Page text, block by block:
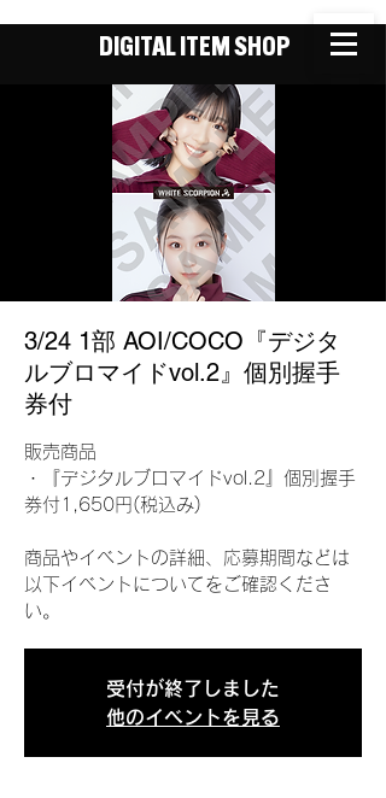
DIGITAL ITEM SHOP
3/24 1部 AOI/COCO『デジタ
ルブロマイドvol.2』個別握手
券付
販売商品
・『デジタルブロマイドvol.2』個別握手
券付1,650円(税込み)
商品やイベントの詳細、応募期間などは
以下イベントについてをご確認くださ
い。
受付が終了しました
他のイベントを見る